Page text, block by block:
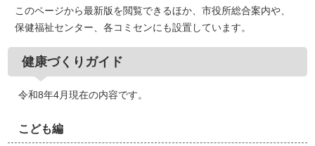
このページから最新版を閲覧できるほか、市役所総合案内や、
保健福祉センター、各コミセンにも設置しています。
健康づくりガイド
令和8年4月現在の内容です。
こども編